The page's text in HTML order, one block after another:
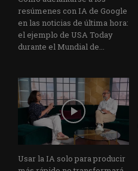
resúmenes con IA de Google
en las noticias de última hora:
el ejemplo de USA Today
durante el Mundial de...
Usar la IA solo para producir